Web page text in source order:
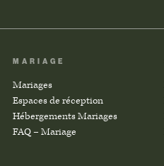
MARIAGE
Mariages
Espaces de réception
Hébergements Mariages
FAQ – Mariage